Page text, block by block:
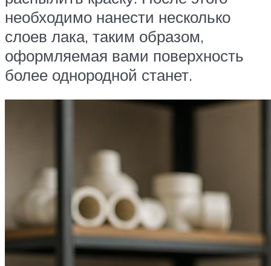
необходимо нанести несколько
слоев лака, таким образом,
оформляемая вами поверхность
более однородной станет.